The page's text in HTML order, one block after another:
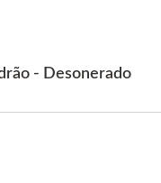
- Desonerado